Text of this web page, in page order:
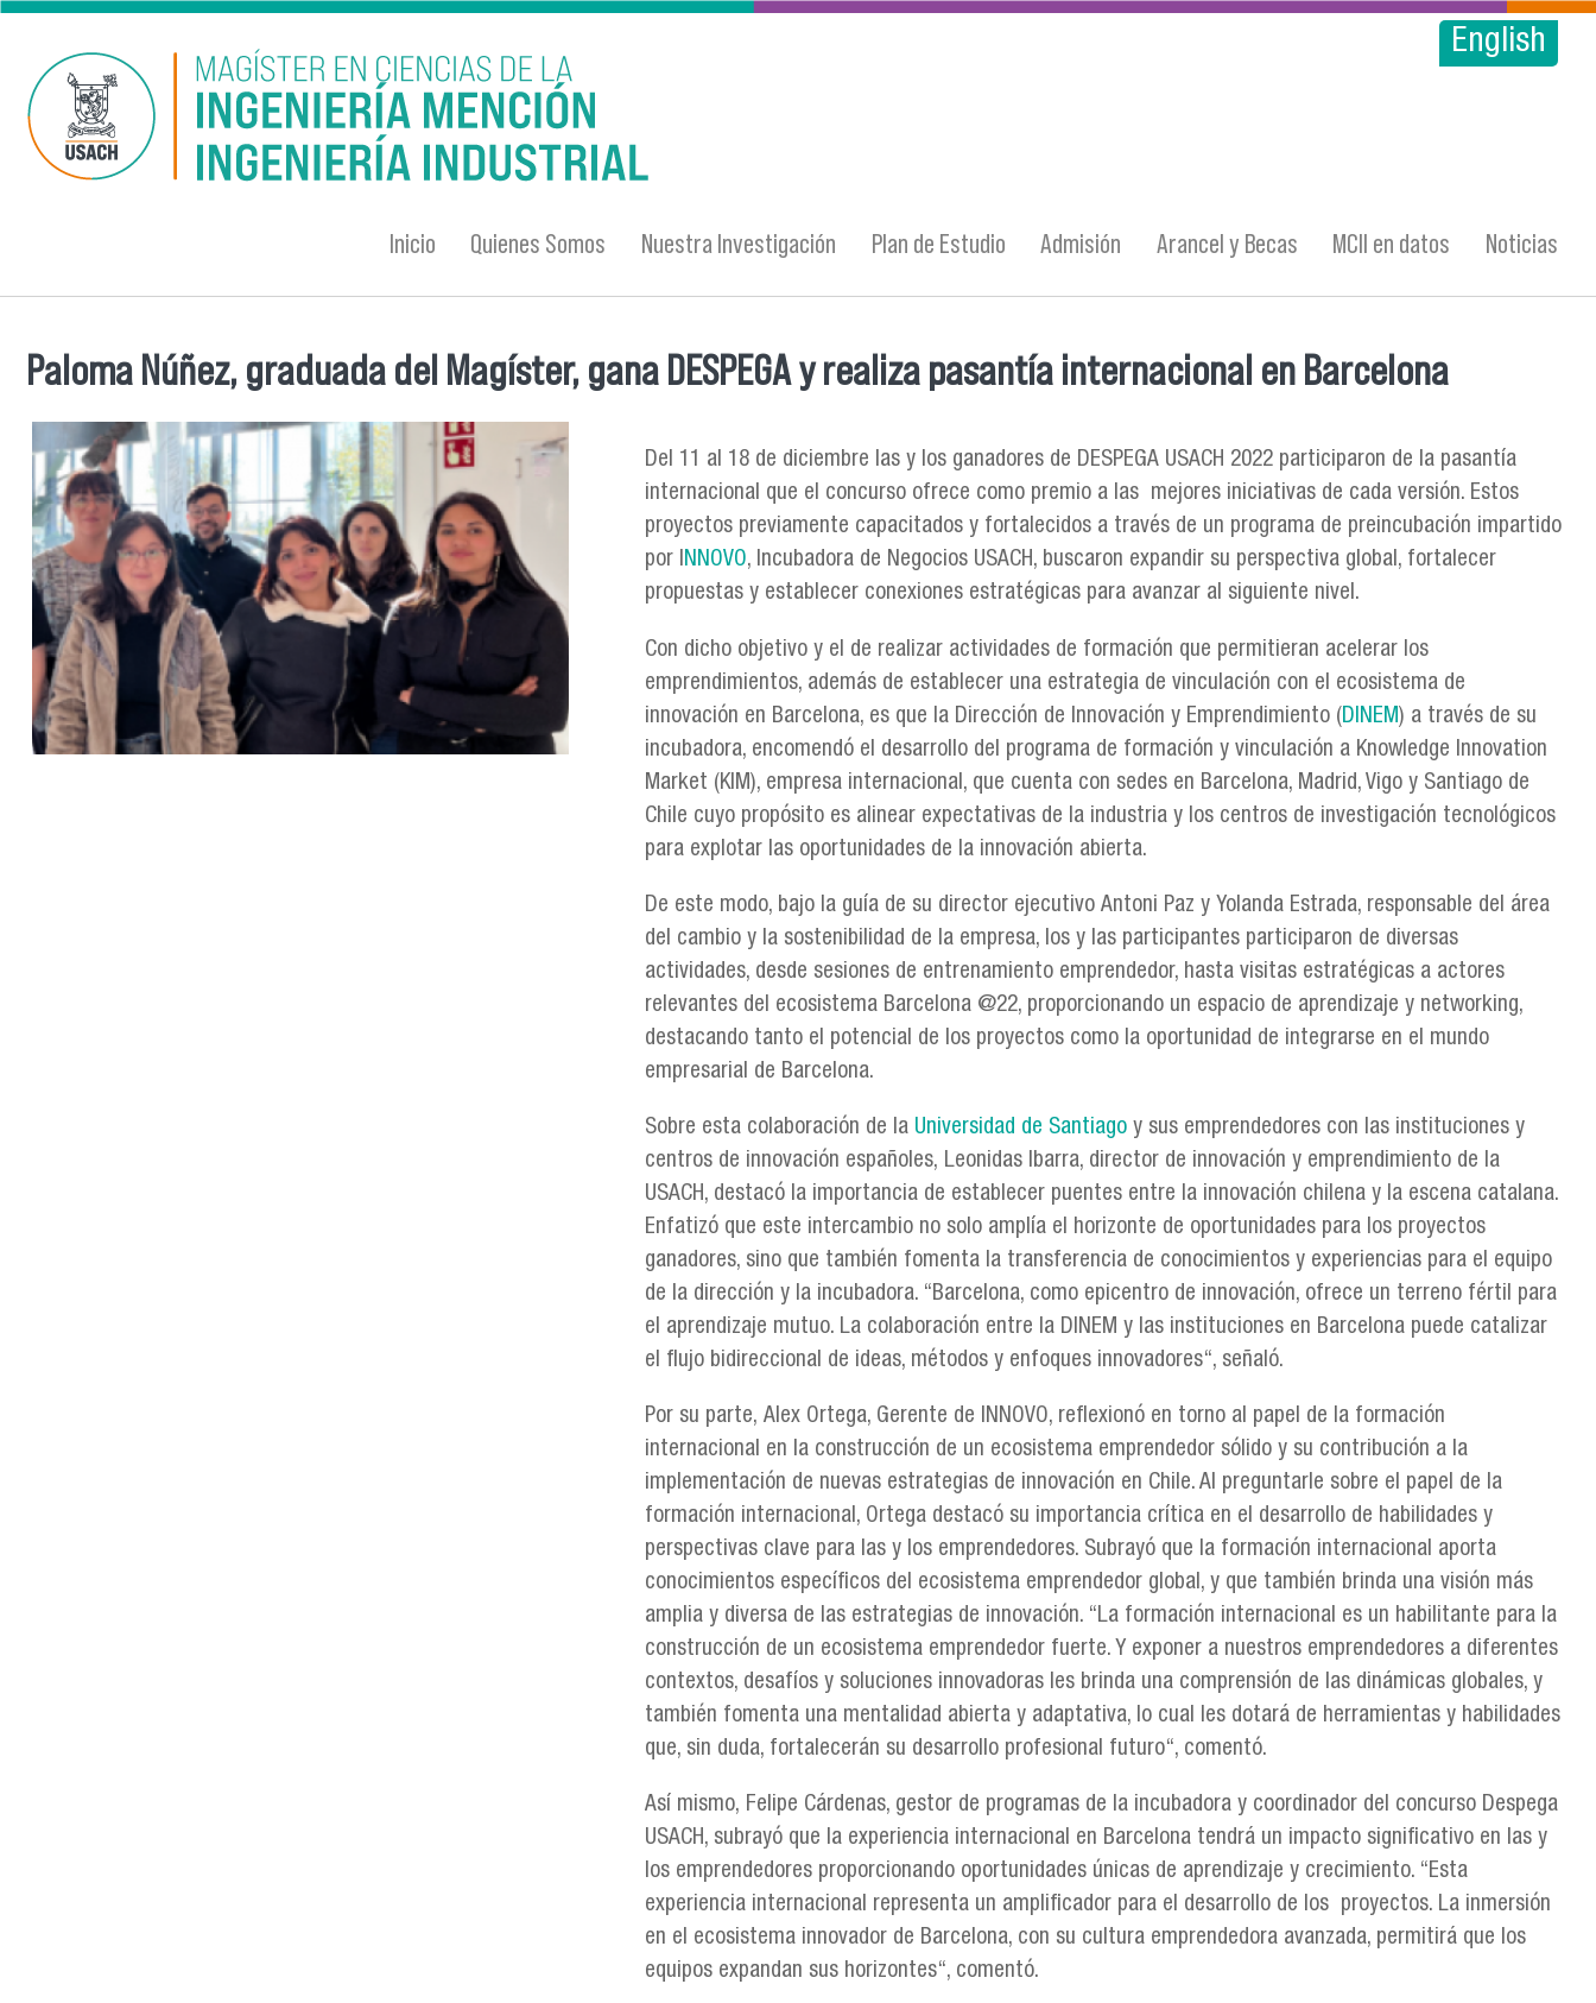
Pasar al contenido principal
English
Inicio Quienes Somos Nuestra Investigación Plan de Estudio Admisión Arancel y Becas MCII en datos Noticias
Se encuentra usted aquí
Paloma Núñez, graduada del Magíster, gana DESPEGA y realiza pasantía internacional en Barcelona
Del 11 al 18 de diciembre las y los ganadores de DESPEGA USACH 2022 participaron de la pasantía
internacional que el concurso ofrece como premio a las mejores iniciativas de cada versión. Estos
proyectos previamente capacitados y fortalecidos a través de un programa de preincubación impartido
por INNOVO, Incubadora de Negocios USACH, buscaron expandir su perspectiva global, fortalecer
propuestas y establecer conexiones estratégicas para avanzar al siguiente nivel.
Con dicho objetivo y el de realizar actividades de formación que permitieran acelerar los
emprendimientos, además de establecer una estrategia de vinculación con el ecosistema de
innovación en Barcelona, es que la Dirección de Innovación y Emprendimiento (DINEM ) a través de su
incubadora, encomendó el desarrollo del programa de formación y vinculación a Knowledge Innovation
Market (KIM), empresa internacional, que cuenta con sedes en Barcelona, Madrid, Vigo y Santiago de
Chile cuyo propósito es alinear expectativas de la industria y los centros de investigación tecnológicos
para explotar las oportunidades de la innovación abierta.
De este modo, bajo la guía de su director ejecutivo Antoni Paz y Yolanda Estrada, responsable del área
del cambio y la sostenibilidad de la empresa, los y las participantes participaron de diversas
actividades, desde sesiones de entrenamiento emprendedor, hasta visitas estratégicas a actores
relevantes del ecosistema Barcelona @22, proporcionando un espacio de aprendizaje y networking,
destacando tanto el potencial de los proyectos como la oportunidad de integrarse en el mundo
empresarial de Barcelona.
Sobre esta colaboración de la Universidad de Santiago y sus emprendedores con las instituciones y
centros de innovación españoles, Leonidas Ibarra, director de innovación y emprendimiento de la
USACH, destacó la importancia de establecer puentes entre la innovación chilena y la escena catalana.
Enfatizó que este intercambio no solo amplía el horizonte de oportunidades para los proyectos
ganadores, sino que también fomenta la transferencia de conocimientos y experiencias para el equipo
de la dirección y la incubadora. “Barcelona, como epicentro de innovación, ofrece un terreno fértil para
el aprendizaje mutuo. La colaboración entre la DINEM y las instituciones en Barcelona puede catalizar
el flujo bidireccional de ideas, métodos y enfoques innovadores“, señaló.
Por su parte, Alex Ortega, Gerente de INNOVO, reflexionó en torno al papel de la formación
internacional en la construcción de un ecosistema emprendedor sólido y su contribución a la
implementación de nuevas estrategias de innovación en Chile. Al preguntarle sobre el papel de la
formación internacional, Ortega destacó su importancia crítica en el desarrollo de habilidades y
perspectivas clave para las y los emprendedores. Subrayó que la formación internacional aporta
conocimientos específicos del ecosistema emprendedor global, y que también brinda una visión más
amplia y diversa de las estrategias de innovación. “La formación internacional es un habilitante para la
construcción de un ecosistema emprendedor fuerte. Y exponer a nuestros emprendedores a diferentes
contextos, desafíos y soluciones innovadoras les brinda una comprensión de las dinámicas globales, y
también fomenta una mentalidad abierta y adaptativa, lo cual les dotará de herramientas y habilidades
que, sin duda, fortalecerán su desarrollo profesional futuro“, comentó.
Así mismo, Felipe Cárdenas, gestor de programas de la incubadora y coordinador del concurso Despega
USACH, subrayó que la experiencia internacional en Barcelona tendrá un impacto significativo en las y
los emprendedores proporcionando oportunidades únicas de aprendizaje y crecimiento. “Esta
experiencia internacional representa un amplificador para el desarrollo de los proyectos. La inmersión
en el ecosistema innovador de Barcelona, con su cultura emprendedora avanzada, permitirá que los
equipos expandan sus horizontes“, comentó.